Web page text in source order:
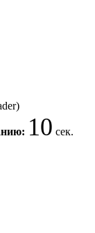
10 сек.